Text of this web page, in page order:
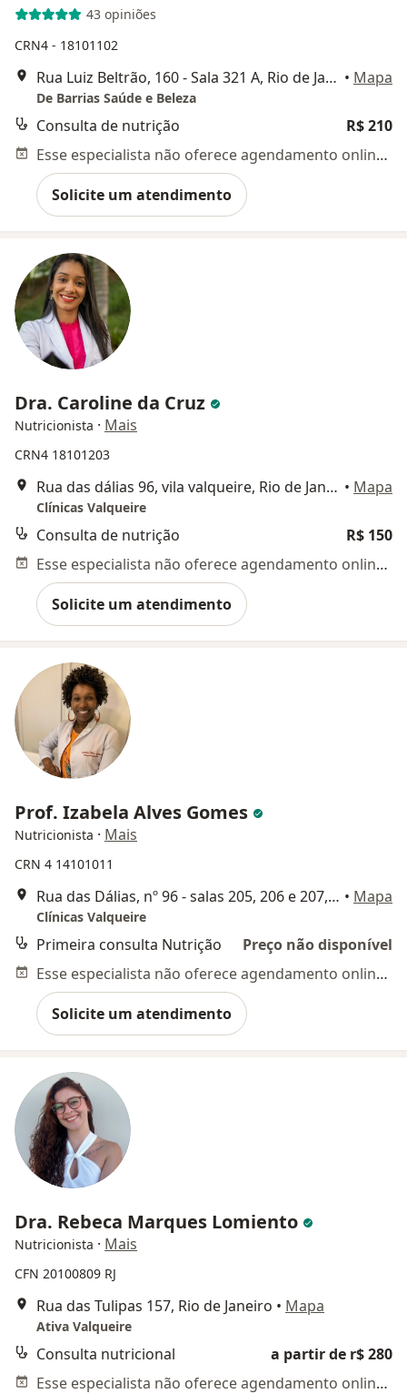
43 opiniões
CRN4 - 18101102
Rua Luiz Beltrão, 160 - Sala 321 A, Rio de Janeiro • Mapa
De Barrias Saúde e Beleza
Consulta de nutrição
R$ 210
Esse especialista não oferece agendamento online para esse endereço.
Solicite um atendimento
Dra. Caroline da Cruz
Nutricionista · Mais
CRN4 18101203
Rua das dálias 96, vila valqueire, Rio de Janeiro • Mapa
Clínicas Valqueire
Consulta de nutrição
R$ 150
Esse especialista não oferece agendamento online para esse endereço.
Solicite um atendimento
Prof. Izabela Alves Gomes
Nutricionista · Mais
CRN 4 14101011
Rua das Dálias, nº 96 - salas 205, 206 e 207, Rio de Janeiro • Mapa
Clínicas Valqueire
Primeira consulta Nutrição
Preço não disponível
Esse especialista não oferece agendamento online para esse endereço.
Solicite um atendimento
Dra. Rebeca Marques Lomiento
Nutricionista · Mais
CFN 20100809 RJ
Rua das Tulipas 157, Rio de Janeiro • Mapa
Ativa Valqueire
Consulta nutricional
a partir de r$ 280
Esse especialista não oferece agendamento online para esse endereço.